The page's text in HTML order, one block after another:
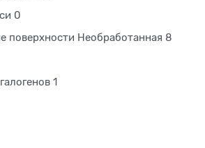
0
поверхности Необработанная 8
1